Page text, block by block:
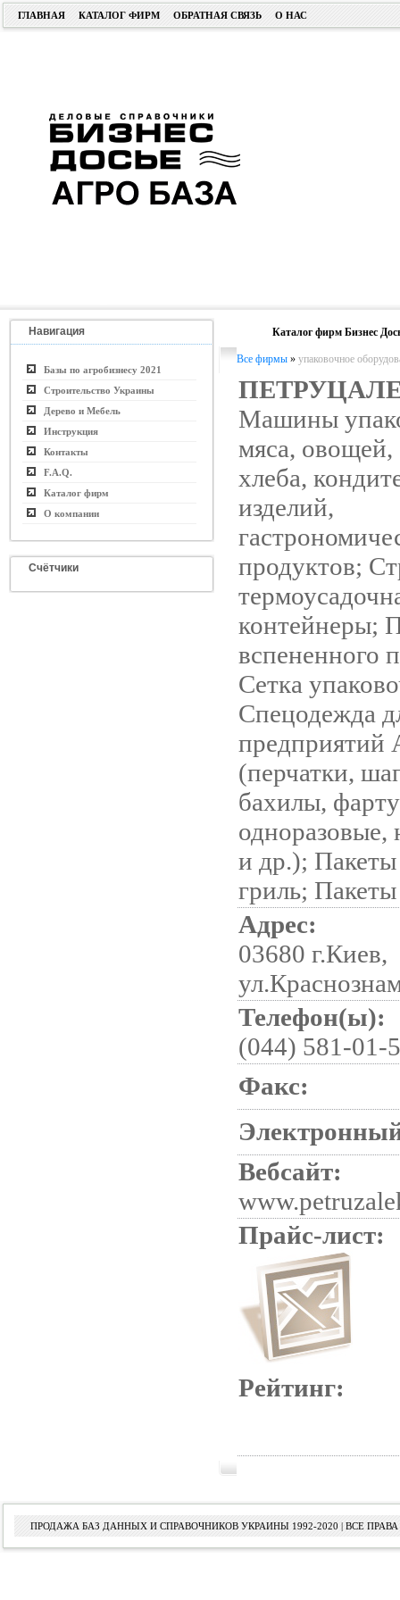
ГЛАВНАЯ КАТАЛОГ ФИРМ ОБРАТНАЯ СВЯЗЬ О НАС
Навигация
Базы по агробизнесу 2021
Строительство Украины
Дерево и Мебель
Инструкция
Контакты
F.A.Q.
Каталог фирм
О компании
Счётчики
Каталог фирм Бизнес
Все фирмы » упаковочное
Машины
мяса, овощей,
хлеба,
изделий,
продуктов;
контейнеры;
вспененного
Сетка
Спецодежда
(перчатки,
бахилы,
одноразовые,
и др.);
гриль;
Адрес:
03680 г.Киев,
Телефон(ы):
(044) 581-01-
Факс:
Вебсайт:
Прайс-лист:
Рейтинг:
ПРОДАЖА БАЗ ДАННЫХ И СПРАВОЧНИКОВ УКРАИНЫ 1992-2020 | ВСЕ